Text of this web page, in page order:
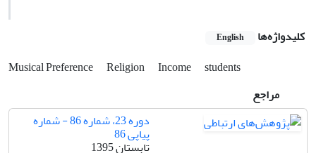
کلیدواژه‌ها English
Musical Preference Religion Income
students
مراجع
دوره 23، شماره 86 - شماره
پیاپی 86
تابستان 1395